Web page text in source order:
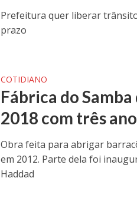
Prefeitura quer liberar
prazo
COTIDIANO
Fábrica do
2018 com três
Obra feita para abrigar
em 2012. Parte dela foi
Haddad